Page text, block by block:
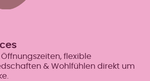
Öffnungszeiten, flexible
& Wohlfühlen direkt um